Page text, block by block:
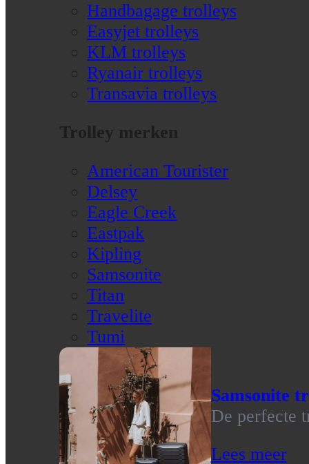
Handbagage trolleys
Easyjet trolleys
KLM trolleys
Ryanair trolleys
Transavia trolleys
Trolley merken
American Tourister
Delsey
Eagle Creek
Eastpak
Kipling
Samsonite
Titan
Travelite
Tumi
Samsonite
De perfecte
Lees meer